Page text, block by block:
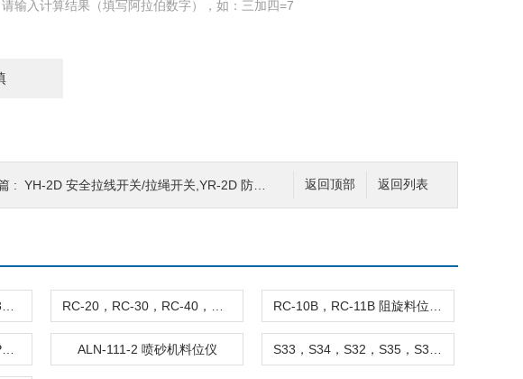
请输入计算结果（填写阿拉伯数字），如：三加四=7
返回列表
返回顶部
: YH-2D 安全拉线开关/拉绳开关,YR-2D 防跑偏开关
ALN-111-2 喷砂机料位仪